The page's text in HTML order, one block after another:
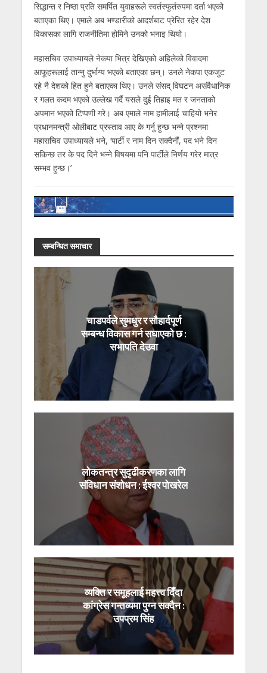
सिद्धान्त र निष्ठा प्रति समर्पित युवाहरूले स्वर्तस्फुर्तरुपमा दर्ता भएको
बताएका थिए। एमाले अब भण्डारीको आदर्शबाट प्रेरित रहेर देश
विकासका लागि राजनीतिमा होमिने उनको भनाइ थियो।
महासचिव उपाध्यायले नेकपा भित्र देखिएको अहिलेको विवादमा
आफूहरूलाई तान्नु दुर्भाग्य भएको बताएका छन्। उनले नेकपा एकजुट
रहे नै देशको हित हुने बताएका थिए। उनले संसद् विघटन असंवैधानिक
र गलत कदम भएको उल्लेख गर्दै यसले दुई तिहाइ मत र जनताको
अपमान भएको टिप्पणी गरे। अब एमाले नाम हामीलाई चाहियो भनेर
प्रधानमन्त्री ओलीबाट प्रस्ताव आए के गर्नु हुन्छ भन्ने प्रश्नमा
महासचिव उपाध्यायले भने, ‘पार्टी र नाम दिन सक्दैनौं, पद भने दिन
सकिन्छ तर के पद दिने भन्ने विषयमा पनि पार्टीले निर्णय गरेर मात्र
सम्भव हुन्छ।’
सम्बन्धित समाचार
चाडपर्वले सुमधुर र सौहार्दपूर्ण
सम्बन्ध विकास गर्न सघाएको छ :
सभापति देउवा
लोकतन्त्र सुदृढीकरणका लागि
संविधान संशोधन : ईश्वर पोखरेल
व्यक्ति र समूहलाई महत्त्व दिँदा
कांग्रेस गन्तव्यमा पुग्न सक्दैन :
उपप्रम सिंह